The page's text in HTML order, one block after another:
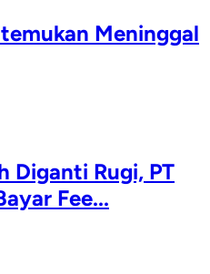
Meninggal
Diganti Rugi, PT
Fee...